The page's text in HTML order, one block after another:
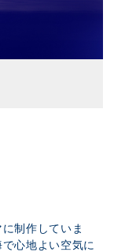
制作していま
心地よい空気に